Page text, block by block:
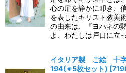
心の扉を静かに叩き、
を表したキリスト教美
の由来は、『ヨハネの
よ、わたしは戸口に立
イタリア製 ご絵 十
194(※5枚セット) [